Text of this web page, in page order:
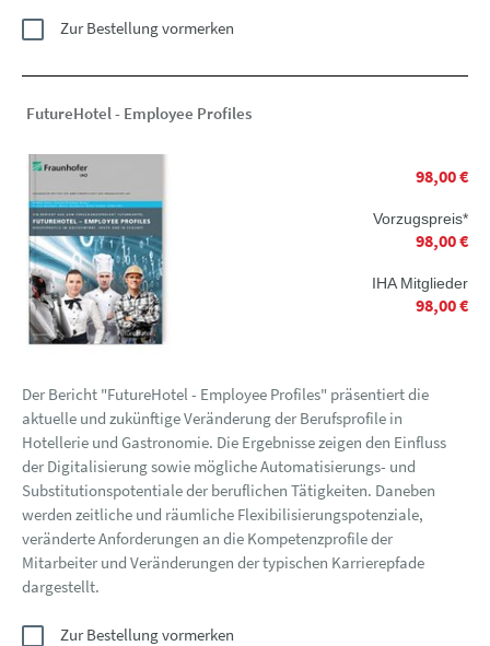
Zur Bestellung vormerken
FutureHotel - Employee Profiles
98,00 €
Vorzugspreis*
98,00 €
IHA Mitglieder
98,00 €
Der Bericht "FutureHotel - Employee Profiles" präsentiert die
aktuelle und zukünftige Veränderung der Berufsprofile in
Hotellerie und Gastronomie. Die Ergebnisse zeigen den Einfluss
der Digitalisierung sowie mögliche Automatisierungs- und
Substitutionspotentiale der beruflichen Tätigkeiten. Daneben
werden zeitliche und räumliche Flexibilisierungspotenziale,
veränderte Anforderungen an die Kompetenzprofile der
Mitarbeiter und Veränderungen der typischen Karrierepfade
dargestellt.
Zur Bestellung vormerken